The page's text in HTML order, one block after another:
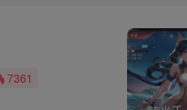
7361